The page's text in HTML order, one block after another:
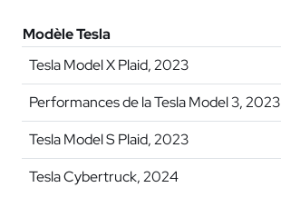
Modèle Tesla
Tesla Model X Plaid, 2023
Performances de la Tesla Model 3, 2023
Tesla Model S Plaid, 2023
Tesla Cybertruck, 2024